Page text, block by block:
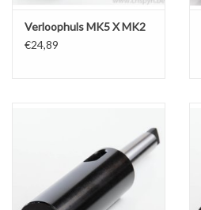
Verloophuls MK5 X MK2
€24,89